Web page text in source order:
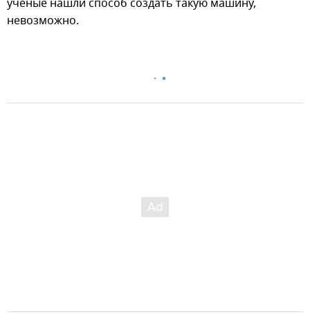
ученые нашли способ создать такую машину,
невозможно.